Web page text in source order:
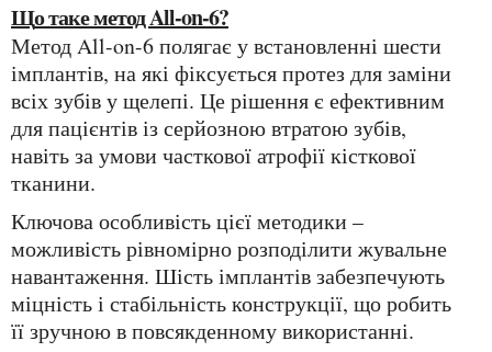
Що таке метод All-on-6?
Метод All-on-6 полягає у встановленні шести
імплантів, на які фіксується протез для заміни
всіх зубів у щелепі. Це рішення є ефективним
для пацієнтів із серйозною втратою зубів,
навіть за умови часткової атрофії кісткової
тканини.
Ключова особливість цієї методики –
можливість рівномірно розподілити жувальне
навантаження. Шість імплантів забезпечують
міцність і стабільність конструкції, що робить
її зручною в повсякденному використанні.